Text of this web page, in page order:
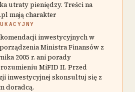
utraty pieniędzy. Treści na
mają charakter
inwestycyjnych w
Ministra Finansów z
2005 r. ani porady
MiFID II. Przed
inwestycyjnej skonsultuj się z
doradcą.